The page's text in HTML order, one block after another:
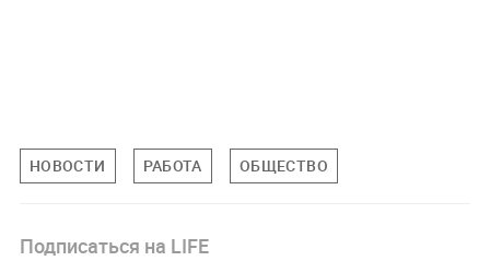
НОВОСТИ РАБОТА ОБЩЕСТВО
Подписаться на LIFE